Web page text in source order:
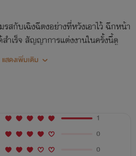
สกับเฉิงฉีตงอย่างที่หวังเอาไว้ ฉีกหน้า
ำเร็จ สัญญาการแต่งงานในครั้งนี้ดู
อที่ได้ผลประโยชน์ แต่ความจริงแล้ว
จะหลบก็หลบไม่ได้ จะหนีก็หนีไม่พ้น
หัวใจตัวเองเอาไว้ ไม่ให้ตกลงไปใน
แสดงเพิ่มเติม
1
0
0